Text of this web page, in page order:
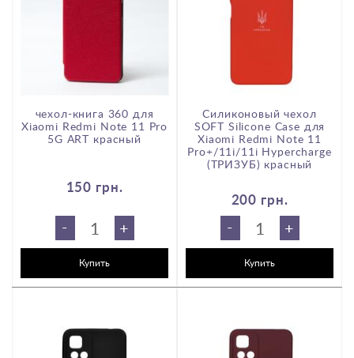
чехол-книга 360 для
Xiaomi Redmi Note 11 Pro
5G ART красный
150 грн.
- +
Купить
Силиконовый чехол
SOFT Silicone Case для
Xiaomi Redmi Note 11
Pro+/11i/11i Hypercharge
(ТРИЗУБ) красный
200 грн.
- +
Купить